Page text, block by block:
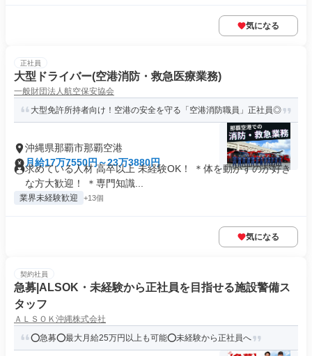
気になる
正社員
大型ドライバー(空港消防・救急医療業務)
一般財団法人航空保安協会
大型免許所持者向け！空港の安全を守る「空港消防職員」正社員◎
沖縄県那覇市那覇空港
月給17万7550円～23万3880円
求めている人材 高卒以上 未経験OK！ ＊体を動かすのが好き
な方大歓迎！ ＊専門知識...
業界未経験歓迎 +13個
気になる
契約社員
急募|ALSOK・未経験から正社員を目指せる施設警備ス
タッフ
ＡＬＳＯＫ沖縄株式会社
⭕急募⭕最大月給25万円以上も可能⭕未経験から正社員へ